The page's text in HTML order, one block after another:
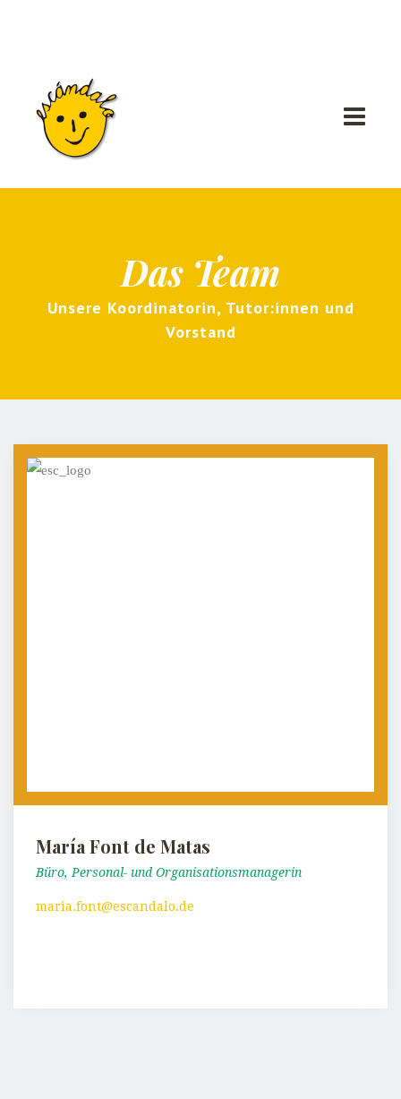
Das Team
Unsere Koordinatorin, Tutor:innen und
Vorstand
María Font de Matas
Büro, Personal- und Organisationsmanagerin
maria.font@escandalo.de